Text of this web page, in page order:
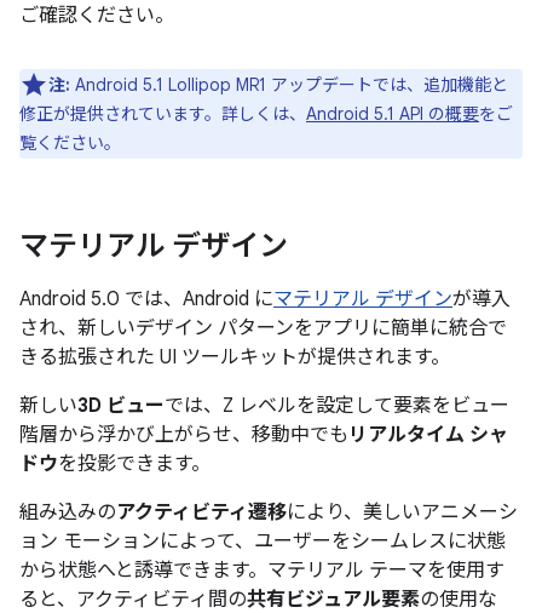
ご確認ください。
注: Android 5.1 Lollipop MR1 アップデートでは、追加機能と
修正が提供されています。詳しくは、 Android 5.1 API の概要をご
覧ください。
マテリアル デザイン
Android 5.0 では、Android にマテリアル デザインが導入
され、新しいデザイン パターンをアプリに簡単に統合で
きる拡張された UI ツールキットが提供されます。
新しい3D ビューでは、Z レベルを設定して要素をビュー
階層から浮かび上がらせ、移動中でも リアルタイム シャ
ドウを投影できます。
組み込みのアクティビティ遷移により、美しいアニメーシ
ョン モーションによって、ユーザーをシームレスに状態
から状態へと誘導できます。マテリアル テーマを使用す
ると、アクティビティ間の共有ビジュアル要素の使用な